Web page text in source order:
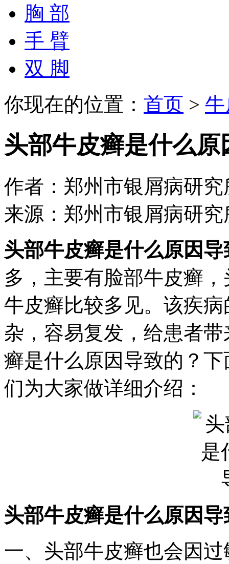
胸 部
手 臂
双 脚
你现在的位置： 首页 >
头部牛皮癣是什么原
作者：郑州市银屑病研究
来源：郑州市银屑病研究
头部牛皮癣是什么原因导
多，主要有脸部牛皮癣
牛皮癣比较多见。该疾
杂，容易复发，给患者
癣是什么原因导致的？
们为大家做详细介绍：
头部牛皮癣是什么原因导
一、头部牛皮癣也会因